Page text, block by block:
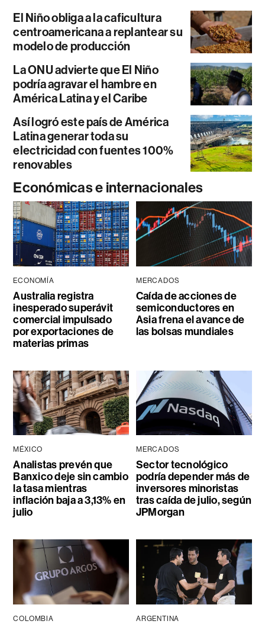
El Niño obliga a la caficultura
centroamericana a replantear su
modelo de producción
La ONU advierte que El Niño
podría agravar el hambre en
América Latina y el Caribe
Así logró este país de América
Latina generar toda su
electricidad con fuentes 100%
renovables
Económicas e internacionales
ECONOMÍA
Australia registra
inesperado superávit
comercial impulsado
por exportaciones de
materias primas
MERCADOS
Caída de acciones de
semiconductores en
Asia frena el avance de
las bolsas mundiales
MÉXICO
Analistas prevén que
Banxico deje sin cambio
la tasa mientras
inflación baja a 3,13% en
julio
MERCADOS
Sector tecnológico
podría depender más de
inversores minoristas
tras caída de julio, según
JPMorgan
COLOMBIA ARGENTINA